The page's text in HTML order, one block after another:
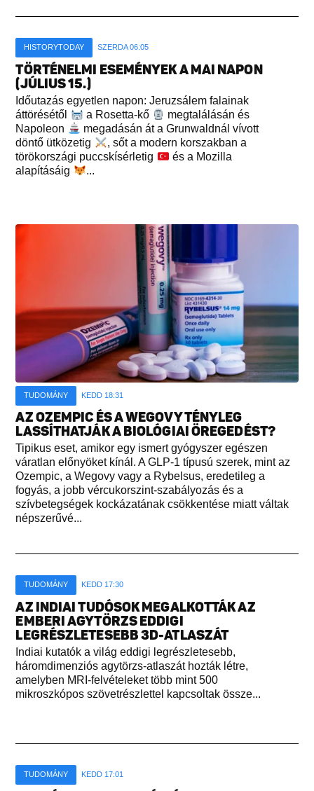
HISTORYTODAY SZERDA 06:05
TÖRTÉNELMI ESEMÉNYEK A MAI NAPON
(JÚLIUS 15.)
Időutazás egyetlen napon: Jeruzsálem falainak
áttörésétől
a Rosetta-kő
megtalálásán és
Napoleon
megadásán át a Grunwaldnál vívott
döntő ütközetig
, sőt a modern korszakban a
törökországi puccskísérletig
és a Mozilla
alapításáig
...
TUDOMÁNY KEDD 18:31
AZ OZEMPIC ÉS A WEGOVY TÉNYLEG
LASSÍTHATJÁK A BIOLÓGIAI ÖREGEDÉST?
Tipikus eset, amikor egy ismert gyógyszer egészen
váratlan előnyöket kínál. A GLP-1 típusú szerek, mint az
Ozempic, a Wegovy vagy a Rybelsus, eredetileg a
fogyás, a jobb vércukorszint-szabályozás és a
szívbetegségek kockázatának csökkentése miatt váltak
népszerűvé...
TUDOMÁNY KEDD 17:30
AZ INDIAI TUDÓSOK MEGALKOTTÁK AZ
EMBERI AGYTÖRZS EDDIGI
LEGRÉSZLETESEBB 3D-ATLASZÁT
Indiai kutatók a világ eddigi legrészletesebb,
háromdimenziós agytörzs-atlaszát hozták létre,
amelyben MRI-felvételeket több mint 500
mikroszkópos szövetrészlettel kapcsoltak össze...
TUDOMÁNY KEDD 17:01